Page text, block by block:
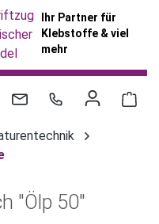
Ihr Partner für
Klebstoffe & viel
mehr
"Ölp 50"